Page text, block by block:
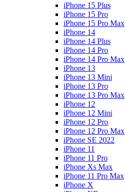
iPhone 15 Plus
iPhone 15 Pro
iPhone 15 Pro Max
iPhone 14
iPhone 14 Plus
iPhone 14 Pro
iPhone 14 Pro Max
iPhone 13
iPhone 13 Mini
iPhone 13 Pro
iPhone 13 Pro Max
iPhone 12
iPhone 12 Mini
iPhone 12 Pro
iPhone 12 Pro Max
iPhone SE 2022
iPhone 11
iPhone 11 Pro
iPhone Xs Max
iPhone 11 Pro Max
iPhone X